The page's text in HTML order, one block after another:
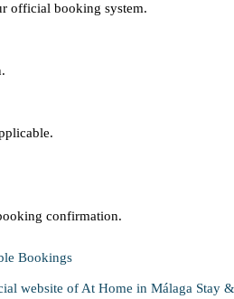
official booking system.
confirmation.
Bookings
website of At Home in Málaga Stay